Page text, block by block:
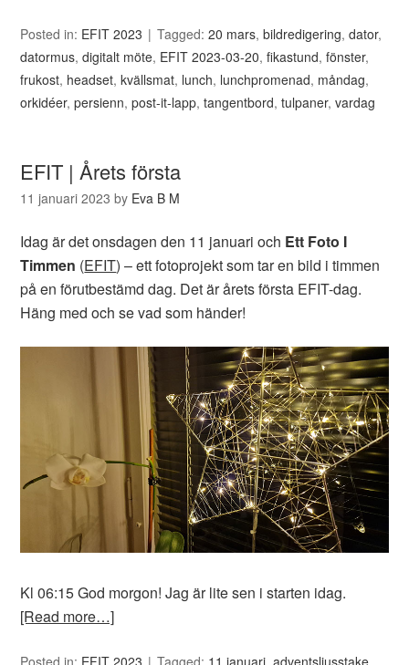
Posted in: EFIT 2023 Tagged:20 mars,bildredigering,dator,
datormus,digitalt möte, EFIT 2023-03-20,fikastund,fönster,
frukost, headset,kvällsmat, lunch, lunchpromenad, måndag,
orkidéer,persienn,post-it-lapp,tangentbord,tulpaner,vardag
EFIT | Årets första
11 januari 2023 by Eva B M
Idag är det onsdagen den 11 januari och Ett Foto I
Timmen (EFIT) – ett fotoprojekt som tar en bild i timmen
på en förutbestämd dag. Det är årets första EFIT-dag.
Häng med och se vad som händer!
Kl 06:15 God morgon! Jag är lite sen i starten idag.
[Read more…]